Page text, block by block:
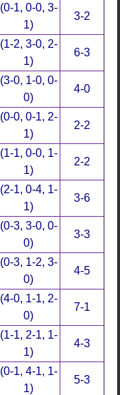
(0-1, 0-0, 3-
1)
3-2
(1-2, 3-0, 2-
1)
6-3
(3-0, 1-0, 0-
0)
4-0
(0-0, 0-1, 2-
1)
2-2
(1-1, 0-0, 1-
1)
2-2
(2-1, 0-4, 1-
1)
3-6
(0-3, 3-0, 0-
0)
3-3
(0-3, 1-2, 3-
0)
4-5
(4-0, 1-1, 2-
0)
7-1
(1-1, 2-1, 1-
1)
4-3
(0-1, 4-1, 1-
1)
5-3